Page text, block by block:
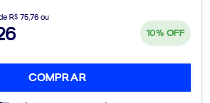
R$ 75,76 ou
10% OFF
COMPRAR